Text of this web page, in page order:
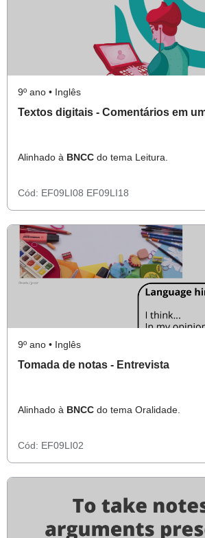
9º ano • Inglês
Textos digitais - Comentários em
Alinhado à BNCC do tema Leitura.
Cód: EF09LI08 EF09LI18
9º ano • Inglês
Tomada de notas - Entrevista
Alinhado à BNCC do tema Oralidade.
Cód: EF09LI02